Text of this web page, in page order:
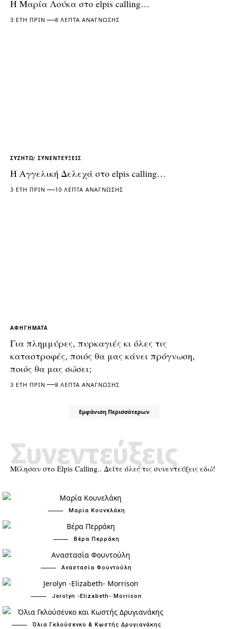
Η Μαρία Λούκα στο elpis calling…
3 ΈΤΗ ΠΡΙΝ 8 ΛΕΠΤΆ ΑΝΆΓΝΩΣΗΣ
ΣΥΖΗΤΏ ΣΥΝΕΝΤΕΎΞΕΙΣ
Η Αγγελική Δελεχά στο elpis calling…
3 ΈΤΗ ΠΡΙΝ 10 ΛΕΠΤΆ ΑΝΆΓΝΩΣΗΣ
ΑΦΗΓΉΜΑΤΑ
Για πλημμύρες, πυρκαγιές κι όλες τις
καταστροφές, ποιός θα μας κάνει πρόγνωση,
ποιός θα μας σώσει;
3 ΈΤΗ ΠΡΙΝ 8 ΛΕΠΤΆ ΑΝΆΓΝΩΣΗΣ
Εμφάνιση Περισσότερων
Μίλησαν στο Elpis Calling.. Δείτε όλες τις συνεντεύξεις εδώ!
Συνεντεύξεις
Μαρία Κουνελάκη
Βέρα Περράκη
Αναστασία Φουντούλη
Jerolyn -Elizabeth- Morrison
Όλια Γκλούσενκο & Κωστής Δρυγιανάκης